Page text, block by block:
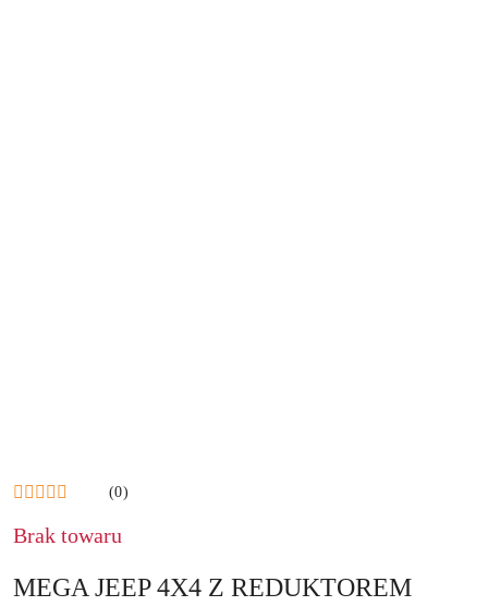
(0)
Brak towaru
MEGA JEEP 4X4 Z REDUKTOREM